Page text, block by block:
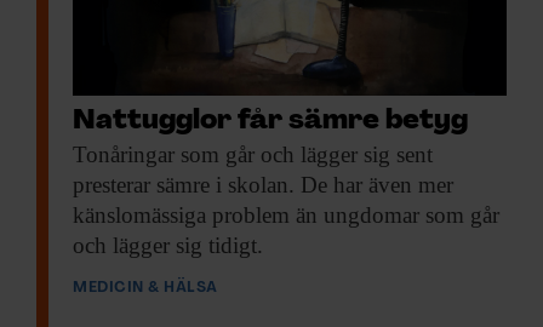
Nattugglor får sämre betyg
Tonåringar som går och lägger sig sent
presterar sämre i skolan. De har även mer
känslomässiga problem än ungdomar som går
och lägger sig tidigt.
MEDICIN & HÄLSA